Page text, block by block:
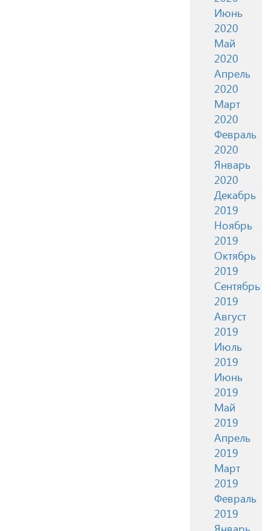
Июнь
2020
Май
2020
Апрель
2020
Март
2020
Февраль
2020
Январь
2020
Декабрь
2019
Ноябрь
2019
Октябрь
2019
Сентябрь
2019
Август
2019
Июль
2019
Июнь
2019
Май
2019
Апрель
2019
Март
2019
Февраль
2019